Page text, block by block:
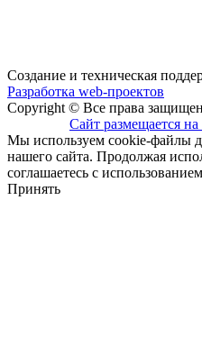
Создание и техническая
Разработка web-проектов
Copyright © Все права
Сайт размещается
Мы используем cookie-файлы
нашего сайта. Продолжая
соглашаетесь с
Принять